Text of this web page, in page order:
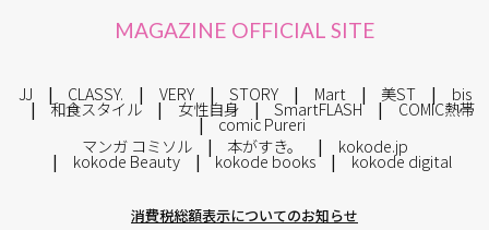
MAGAZINE OFFICIAL SITE
JJ CLASSY. VERY STORY Mart 美ST bis
和食スタイル 女性自身 SmartFLASH COMIC熱帯
comic Pureri
マンガ コミソル
本がすき。 kokode.jp
kokode Beauty kokode books kokode digital
消費税総額表示についてのお知らせ